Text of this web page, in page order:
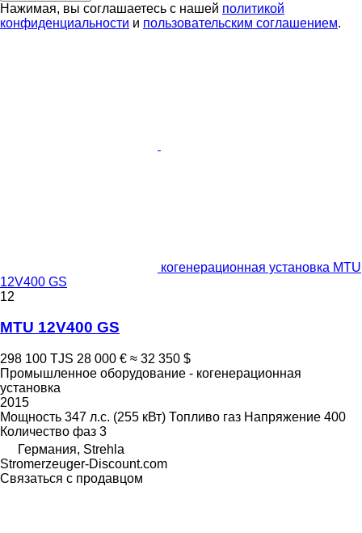
Нажимая, вы соглашаетесь с нашей политикой
конфиденциальности и пользовательским соглашением.
когенерационная установка MTU
12V400 GS
12
MTU 12V400 GS
298 100 TJS 28 000 € ≈ 32 350 $
Промышленное оборудование - когенерационная
установка
2015
Мощность 347 л.с. (255 кВт) Топливо газ Напряжение 400
Количество фаз 3
Германия, Strehla
Stromerzeuger-Discount.com
Связаться с продавцом